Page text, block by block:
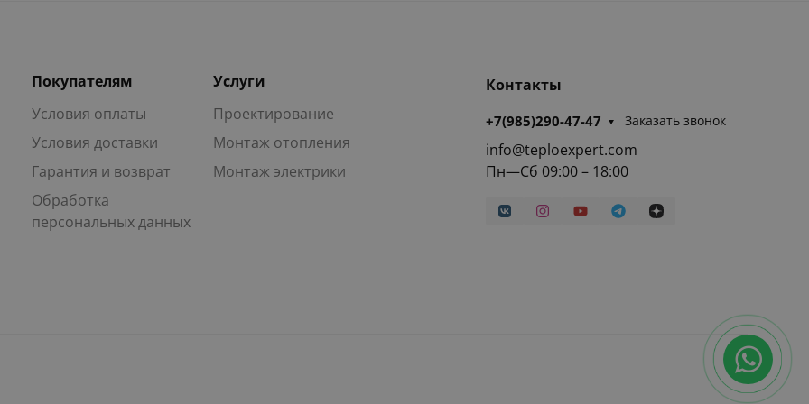
Покупателям
Условия оплаты
Условия доставки
Гарантия и возврат
Обработка
персональных данных
Услуги
Проектирование
Монтаж отопления
Монтаж электрики
Контакты
+7(985)290-47-47 Заказать звонок
info@teploexpert.com
Пн—Сб 09:00 – 18:00